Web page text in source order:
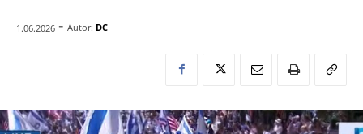
1.06.2026 - Autor: DC